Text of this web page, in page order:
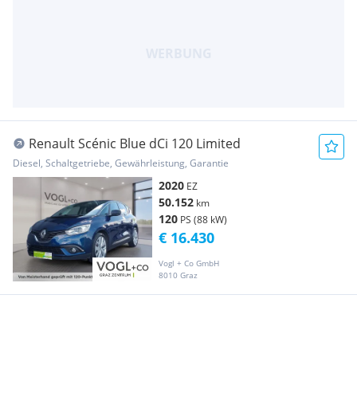
Renault Scénic Blue dCi 120 Limited
Diesel, Schaltgetriebe, Gewährleistung, Garantie
2020 EZ
50.152 km
120 PS (88 kW)
Vogl + Co GmbH
8010 Graz
€ 16.430